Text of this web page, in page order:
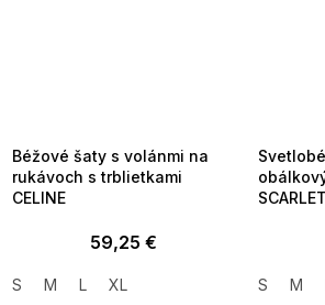
Béžové šaty s volánmi na
rukávoch s trblietkami
CELINE
59,25 €
S M L XL S M